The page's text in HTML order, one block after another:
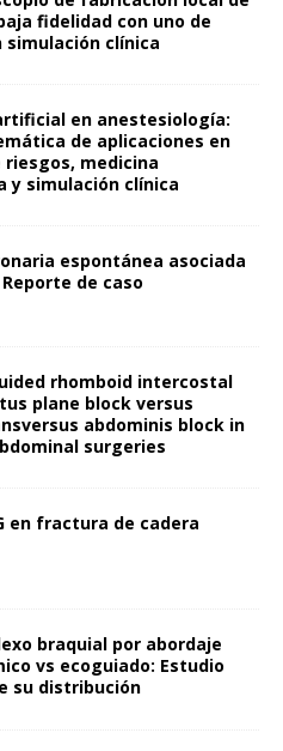
fidelidad con uno de
simulación clínica
en anestesiología:
de aplicaciones en
riesgos, medicina
y simulación clínica
espontánea asociada
de caso
rhomboid intercostal
plane block versus
abdominis block in
surgeries
en fractura de cadera
braquial por abordaje
vs ecoguiado: Estudio
su distribución